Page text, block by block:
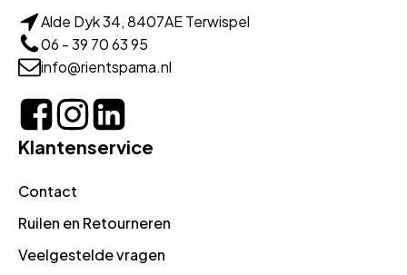
Alde Dyk 34, 8407AE Terwispel
06 - 39 70 63 95
info@rientspama.nl
Klantenservice
Contact
Ruilen en Retourneren
Veelgestelde vragen